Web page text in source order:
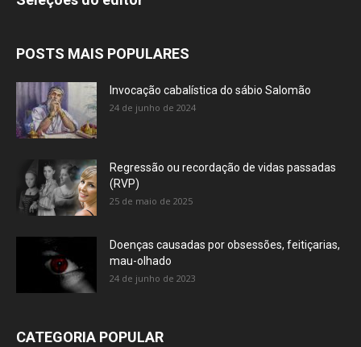
POSTS MAIS POPULARES
Invocação cabalística do sábio Salomão
24 de junho de 2024
Regressão ou recordação de vidas passadas
(RVP)
25 de maio de 2025
Doenças causadas por obsessões, feitiçarias,
mau-olhado
24 de junho de 2023
CATEGORIA POPULAR